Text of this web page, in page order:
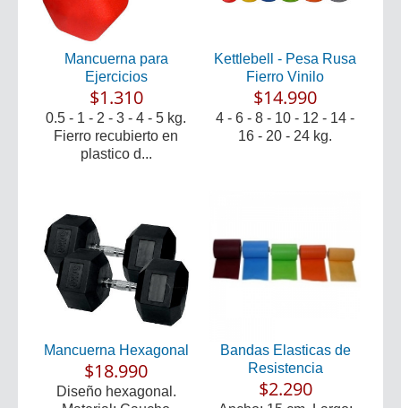
Mancuerna para
Ejercicios
$1.310
0.5 - 1 - 2 - 3 - 4 - 5 kg.
Fierro recubierto en
plastico d...
Kettlebell - Pesa Rusa
Fierro Vinilo
$14.990
4 - 6 - 8 - 10 - 12 - 14 -
16 - 20 - 24 kg.
Mancuerna Hexagonal
$18.990
Diseño hexagonal.
Bandas Elasticas de
Resistencia
$2.290